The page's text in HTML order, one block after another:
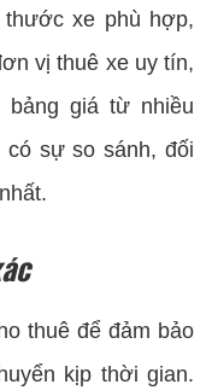
xe phù hợp,
vị thuê xe uy tín,
giá từ nhiều
sự so sánh, đối
thuê để đảm bảo
kịp thời gian.